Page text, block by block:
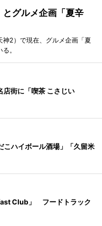
グルメ企画「夏辛
2）で現在、グルメ企画「夏
。
店街に「喫茶 こさじい
こハイボール酒場」「久留米
Club」 フードトラック